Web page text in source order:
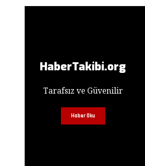
HaberTakibi.org
Tarafsız ve Güvenilir
Haber Oku